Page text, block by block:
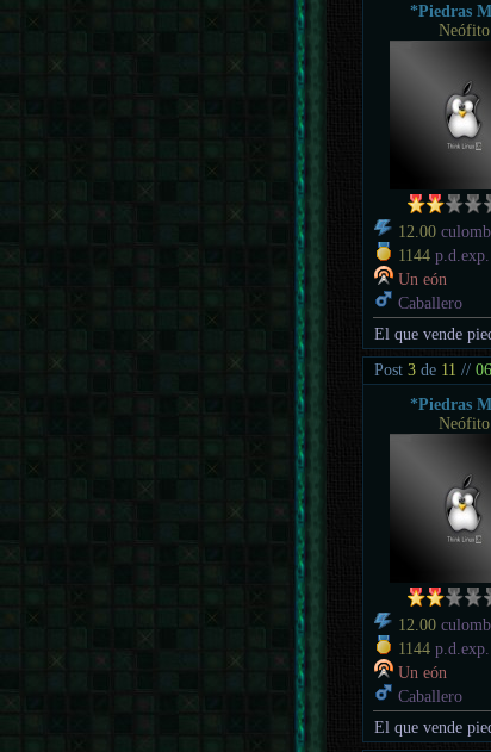
*Piedras
Neófito
12.00
1144 p.d.exp.
Un eón
Caballero
El que vende
Post3 de 11 //
*Piedras
Neófito
12.00
1144 p.d.exp.
Un eón
Caballero
El que vende